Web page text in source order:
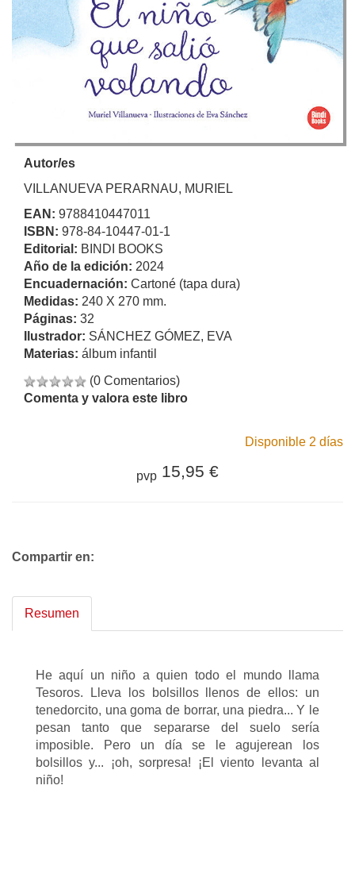
Autor/es
VILLANUEVA PERARNAU, MURIEL
EAN: 9788410447011
ISBN: 978-84-10447-01-1
Editorial: BINDI BOOKS
Año de la edición: 2024
Encuadernación: Cartoné (tapa dura)
Medidas: 240 X 270 mm.
Páginas: 32
Ilustrador: SÁNCHEZ GÓMEZ, EVA
Materias: álbum infantil
(0 Comentarios)
Comenta y valora este libro
Disponible 2 días
pvp 15,95 €
Compartir en:
Resumen
He aquí un niño a quien todo el mundo llama
Tesoros. Lleva los bolsillos llenos de ellos: un
tenedorcito, una goma de borrar, una piedra... Y le
pesan tanto que separarse del suelo sería
imposible. Pero un día se le agujerean los
bolsillos y... ¡oh, sorpresa! ¡El viento levanta al
niño!